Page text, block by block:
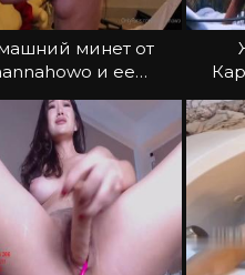
минет от
и ее
наслаждение